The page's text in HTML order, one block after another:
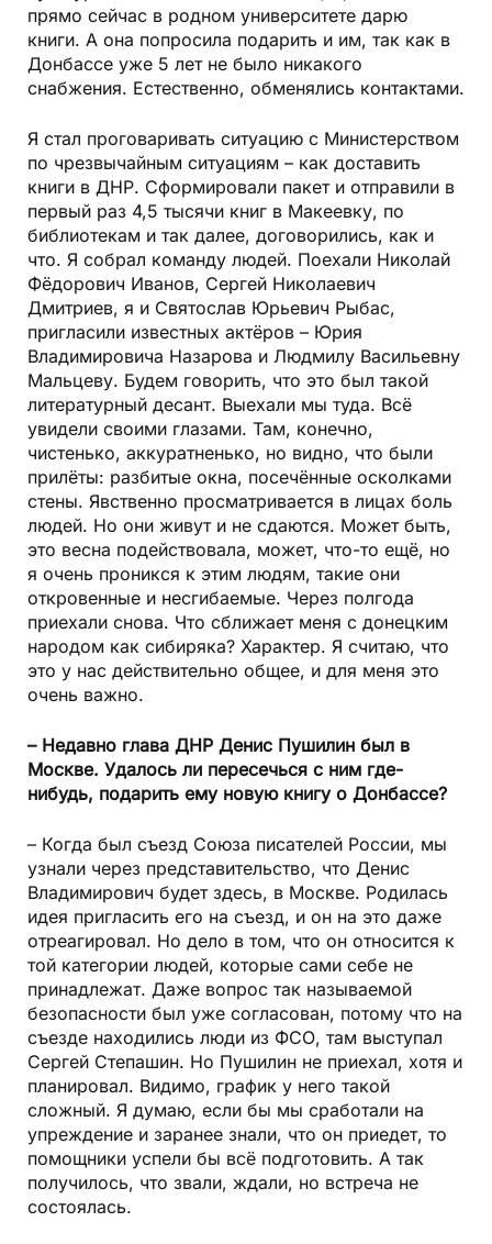
прямо сейчас в родном университете дарю
книги. А она попросила подарить и им, так как в
Донбассе уже 5 лет не было никакого
снабжения. Естественно, обменялись контактами.
Я стал проговаривать ситуацию с Министерством
по чрезвычайным ситуациям – как доставить
книги в ДНР. Сформировали пакет и отправили в
первый раз 4,5 тысячи книг в Макеевку, по
библиотекам и так далее, договорились, как и
что. Я собрал команду людей. Поехали Николай
Фёдорович Иванов, Сергей Николаевич
Дмитриев, я и Святослав Юрьевич Рыбас,
пригласили известных актёров – Юрия
Владимировича Назарова и Людмилу Васильевну
Мальцеву. Будем говорить, что это был такой
литературный десант. Выехали мы туда. Всё
увидели своими глазами. Там, конечно,
чистенько, аккуратненько, но видно, что были
прилёты: разбитые окна, посечённые осколками
стены. Явственно просматривается в лицах боль
людей. Но они живут и не сдаются. Может быть,
это весна подействовала, может, что-то ещё, но
я очень проникся к этим людям, такие они
откровенные и несгибаемые. Через полгода
приехали снова. Что сближает меня с донецким
народом как сибиряка? Характер. Я считаю, что
это у нас действительно общее, и для меня это
очень важно.
– Недавно глава ДНР Денис Пушилин был в
Москве. Удалось ли пересечься с ним где-
нибудь, подарить ему новую книгу о Донбассе?
– Когда был съезд Союза писателей России, мы
узнали через представительство, что Денис
Владимирович будет здесь, в Москве. Родилась
идея пригласить его на съезд, и он на это даже
отреагировал. Но дело в том, что он относится к
той категории людей, которые сами себе не
принадлежат. Даже вопрос так называемой
безопасности был уже согласован, потому что на
съезде находились люди из ФСО, там выступал
Сергей Степашин. Но Пушилин не приехал, хотя и
планировал. Видимо, график у него такой
сложный. Я думаю, если бы мы сработали на
упреждение и заранее знали, что он приедет, то
помощники успели бы всё подготовить. А так
получилось, что звали, ждали, но встреча не
состоялась.